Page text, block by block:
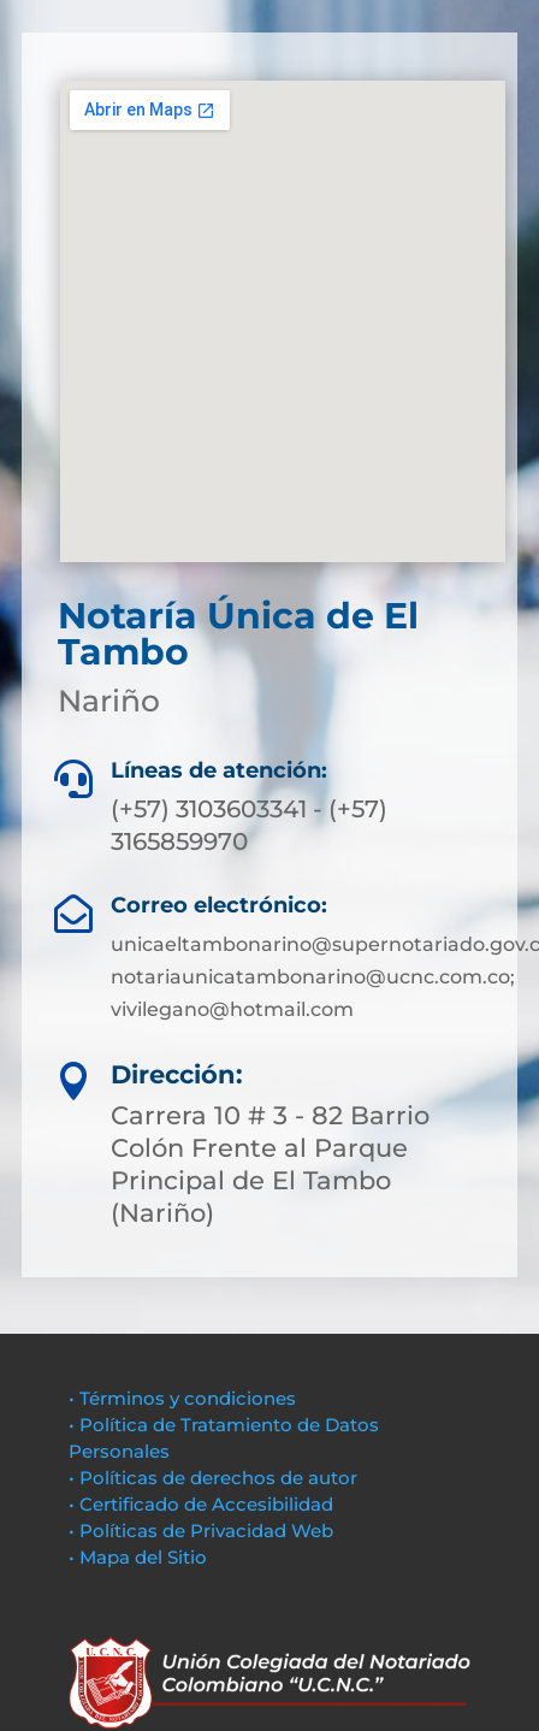
Notaría Única de El
Tambo
Nariño
 Líneas de atención:
(+57) 3103603341 - (+57)
3165859970
 Correo electrónico:
notariaunicatambonarino@ucnc.com.co;
vivilegano@hotmail.com

Dirección:
Carrera 10 # 3 - 82 Barrio
Colón Frente al Parque
Principal de El Tambo
(Nariño)
• Términos y condiciones
• Política de Tratamiento de Datos
Personales
• Políticas de derechos de autor
• Certificado de Accesibilidad
• Políticas de Privacidad Web
• Mapa del Sitio